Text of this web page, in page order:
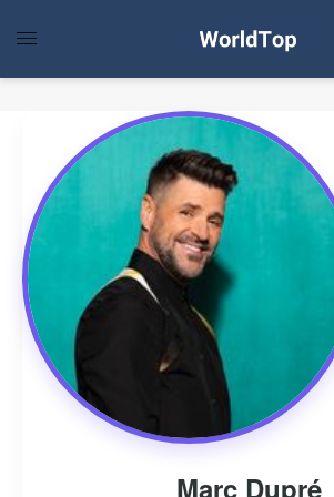
Marc Dupré